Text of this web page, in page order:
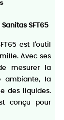
SFT65
est l'outil
Avec ses
mesurer la
ambiante, la
des liquides.
conçu pour